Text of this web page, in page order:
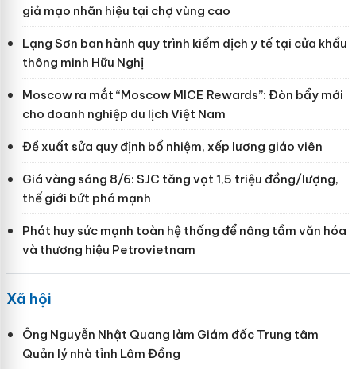
giả mạo nhãn hiệu tại chợ vùng cao
Lạng Sơn ban hành quy trình kiểm dịch y tế tại cửa khẩu
thông minh Hữu Nghị
Moscow ra mắt “Moscow MICE Rewards”: Đòn bẩy mới
cho doanh nghiệp du lịch Việt Nam
Đề xuất sửa quy định bổ nhiệm, xếp lương giáo viên
Giá vàng sáng 8/6: SJC tăng vọt 1,5 triệu đồng/lượng,
thế giới bứt phá mạnh
Phát huy sức mạnh toàn hệ thống để nâng tầm văn hóa
và thương hiệu Petrovietnam
Xã hội
Ông Nguyễn Nhật Quang làm Giám đốc Trung tâm
Quản lý nhà tỉnh Lâm Đồng